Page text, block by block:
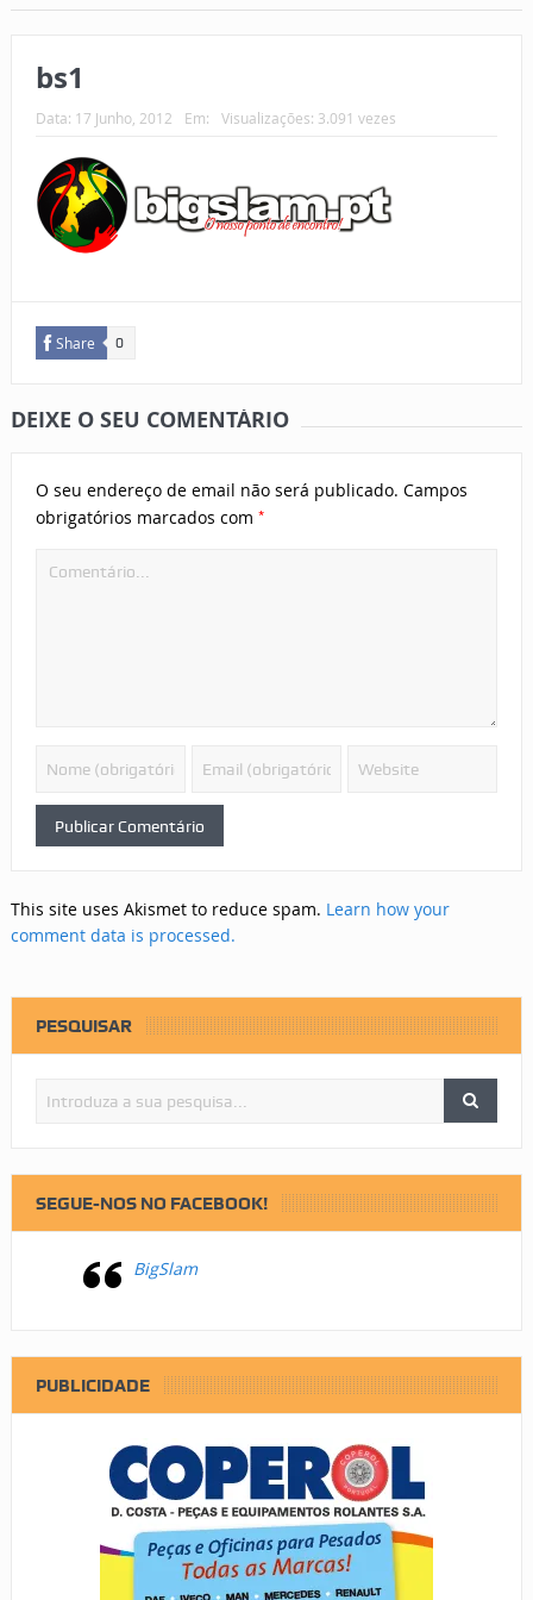
bs1
Data: 17 Junho, 2012 Em: Visualizações: 3.091 vezes
Share 0
DEIXE O SEU COMENTÁRIO
O seu endereço de email não será publicado. Campos
obrigatórios marcados com *
This site uses Akismet to reduce spam. Learn how your
comment data is processed.
PESQUISAR
SEGUE-NOS NO FACEBOOK!
BigSlam
PUBLICIDADE